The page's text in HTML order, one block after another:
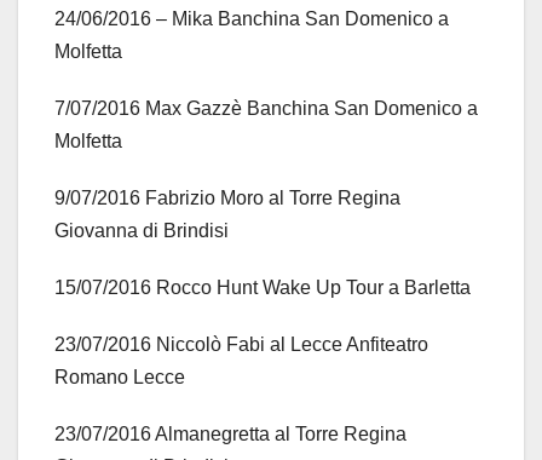
24/06/2016 – Mika Banchina San Domenico a
Molfetta
7/07/2016 Max Gazzè Banchina San Domenico a
Molfetta
9/07/2016 Fabrizio Moro al Torre Regina
Giovanna di Brindisi
15/07/2016 Rocco Hunt Wake Up Tour a Barletta
23/07/2016 Niccolò Fabi al Lecce Anfiteatro
Romano Lecce
23/07/2016 Almanegretta al Torre Regina